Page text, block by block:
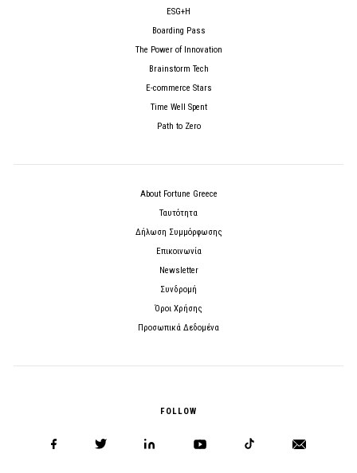
ESG+H
Boarding Pass
The Power of Innovation
Brainstorm Tech
E-commerce Stars
Time Well Spent
Path to Zero
About Fortune Greece
Ταυτότητα
Δήλωση Συμμόρφωσης
Επικοινωνία
Newsletter
Συνδρομή
Όροι Χρήσης
Προσωπικά Δεδομένα
FOLLOW